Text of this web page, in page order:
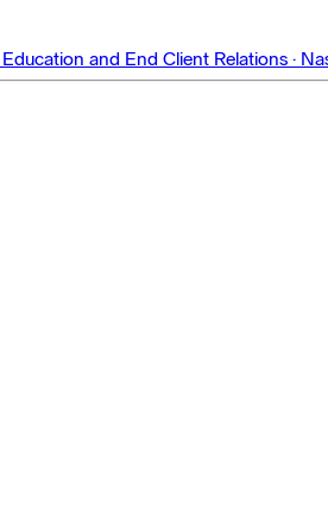
and End Client Relations ·